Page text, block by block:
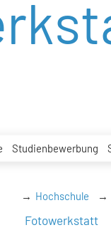
Studienbewerbung
Hochschule
Fotowerkstatt